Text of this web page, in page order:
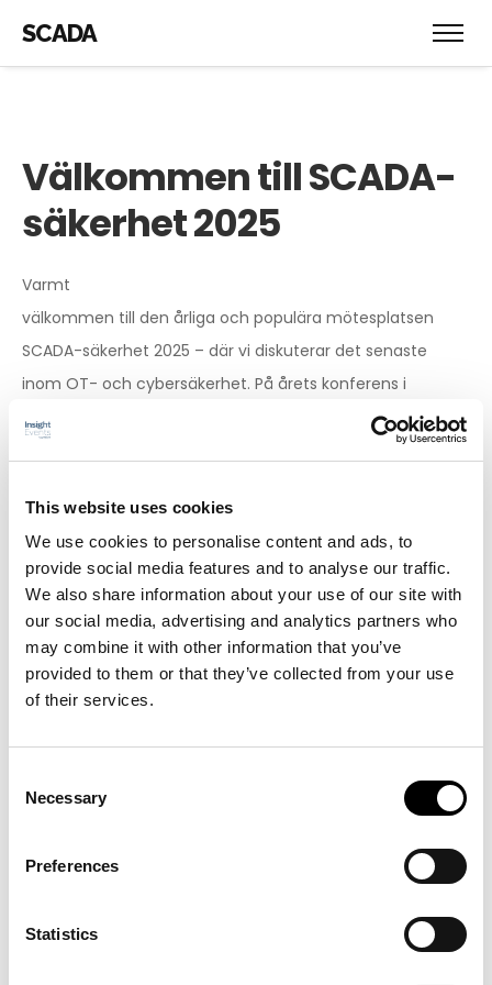
This website uses cookies
We use cookies to personalise content and ads, to
provide social media features and to analyse our traffic.
We also share information about your use of our site with
our social media, advertising and analytics partners who
may combine it with other information that you’ve
provided to them or that they’ve collected from your use
of their services.
Selection
Necessary
Preferences
Statistics
SCADA
Välkommen till SCADA-
säkerhet 2025
Varmt
välkommen till den årliga och populära mötesplatsen
SCADA-säkerhet 2025 – där vi diskuterar det senaste
inom OT- och cybersäkerhet. På årets konferens i
Stockholm den 22-23 oktober kommer du som deltagare
att få möjligheten att lyssna till praktikfall och ta del av
strategiskt i verksamheten.
Mot bakgrund av den ökande digitaliseringen och de
tillhörande hoten har behovet av en robust cybersäkerhet
blivit alltmer avgörande. Genom att systematiskt
identifiera och åtgärda vanliga sårbarheter i SCADA-
system – såsom otillräcklig nätverkssegmentering och
snart också implementerat i svensk lagstiftning. Direktivet
för samarbete mellan medlemsländerna. Hur kommer
2 fullspäckade dagar med know-how och Best Practice